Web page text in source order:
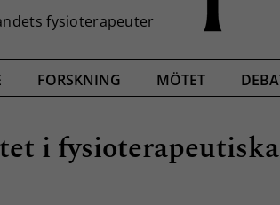
FORSKNING MÖTET
i fysioterapeutiska